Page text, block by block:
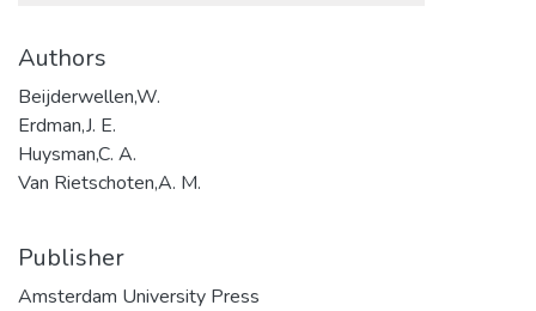
Authors
Beijderwellen,W.
Erdman,J. E.
Huysman,C. A.
Van Rietschoten,A. M.
Publisher
Amsterdam University Press